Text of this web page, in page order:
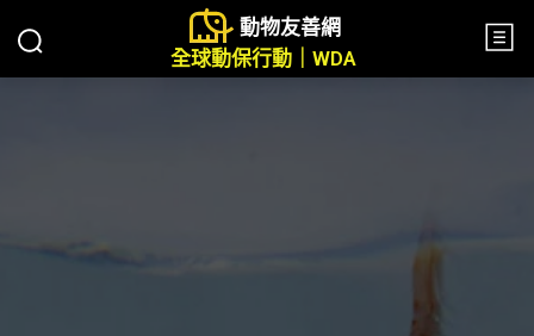
動物友善網
全球動保行動｜WDA